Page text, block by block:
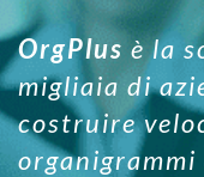
OrgPlus è la
migliaia di
costruire
organigrammi